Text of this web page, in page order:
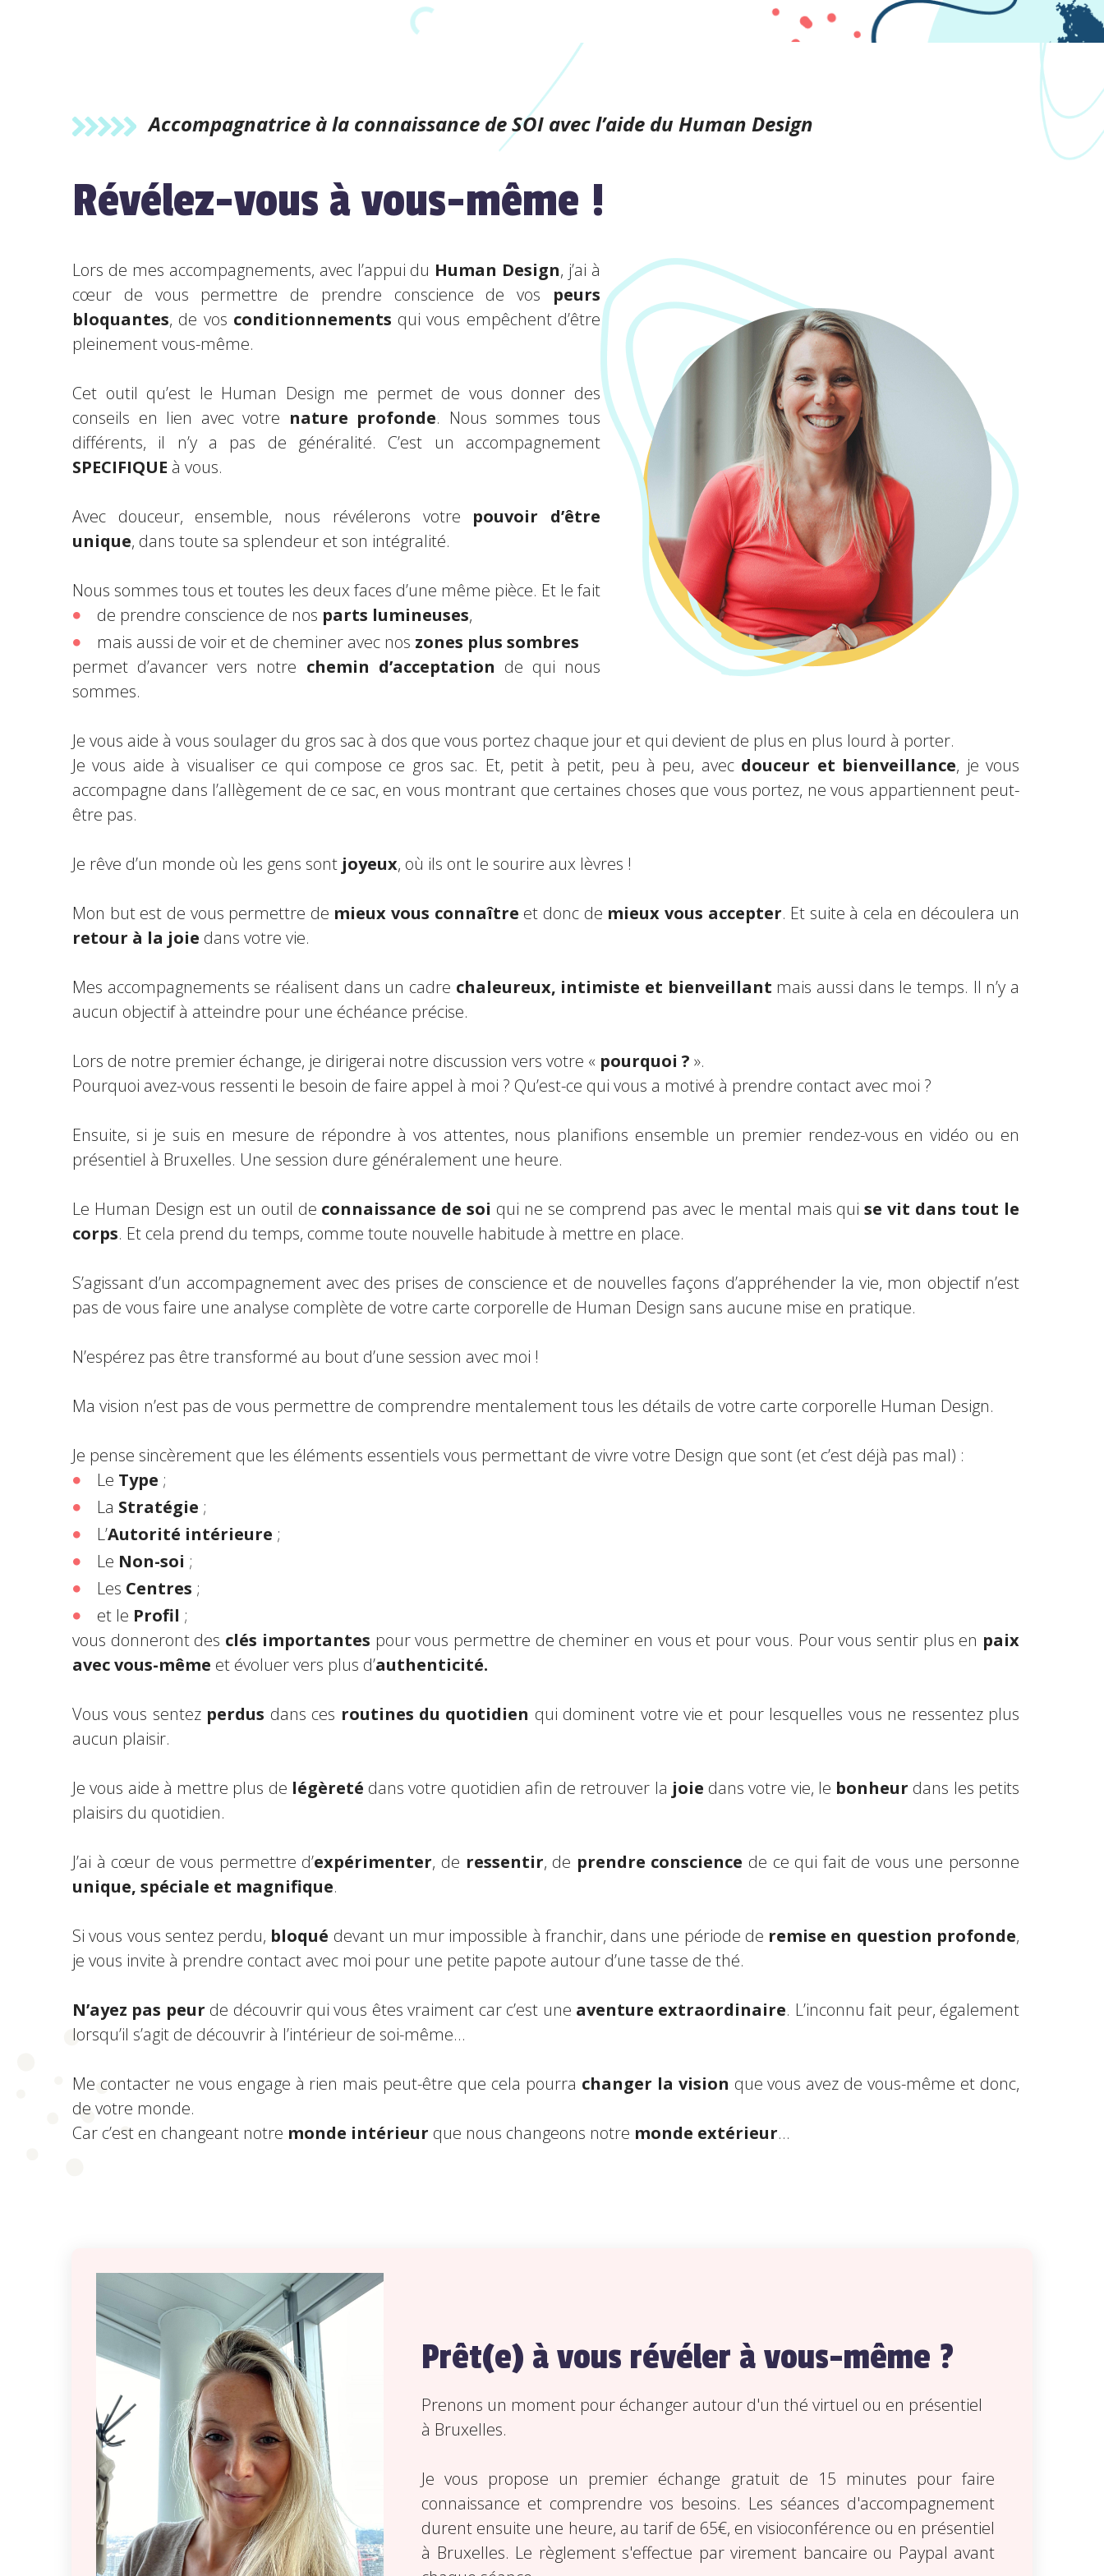
Accompagnatrice à la connaissance de SOI avec l’aide du Human Design
Révélez-vous à vous-même !
Lors de mes accompagnements, avec l’appui du Human Design, j’ai à
cœur de vous permettre de prendre conscience de vos peurs
bloquantes, de vos conditionnements qui vous empêchent d’être
pleinement vous-même.
Cet outil qu’est le Human Design me permet de vous donner des
conseils en lien avec votre nature profonde. Nous sommes tous
différents, il n’y a pas de généralité. C’est un accompagnement
SPECIFIQUE à vous.
Avec douceur, ensemble, nous révélerons votre pouvoir d’être
unique, dans toute sa splendeur et son intégralité.
Nous sommes tous et toutes les deux faces d’une même pièce. Et le fait
de prendre conscience de nos parts lumineuses,
mais aussi de voir et de cheminer avec nos zones plus sombres
permet d’avancer vers notre chemin d’acceptation de qui nous
sommes.
Je vous aide à vous soulager du gros sac à dos que vous portez chaque jour et qui devient de plus en plus lourd à porter.
Je vous aide à visualiser ce qui compose ce gros sac. Et, petit à petit, peu à peu, avec douceur et bienveillance, je vous
accompagne dans l’allègement de ce sac, en vous montrant que certaines choses que vous portez, ne vous appartiennent peut-
être pas.
Je rêve d’un monde où les gens sont joyeux, où ils ont le sourire aux lèvres !
Mon but est de vous permettre de mieux vous connaître et donc de mieux vous accepter. Et suite à cela en découlera un
retour à la joie dans votre vie.
Mes accompagnements se réalisent dans un cadre chaleureux, intimiste et bienveillant mais aussi dans le temps. Il n’y a
aucun objectif à atteindre pour une échéance précise.
Lors de notre premier échange, je dirigerai notre discussion vers votre « pourquoi ? ».
Pourquoi avez-vous ressenti le besoin de faire appel à moi ? Qu’est-ce qui vous a motivé à prendre contact avec moi ?
Ensuite, si je suis en mesure de répondre à vos attentes, nous planifions ensemble un premier rendez-vous en vidéo ou en
présentiel à Bruxelles. Une session dure généralement une heure.
Le Human Design est un outil de connaissance de soi qui ne se comprend pas avec le mental mais quise vit dans tout le
corps. Et cela prend du temps, comme toute nouvelle habitude à mettre en place.
S’agissant d’un accompagnement avec des prises de conscience et de nouvelles façons d’appréhender la vie, mon objectif n’est
pas de vous faire une analyse complète de votre carte corporelle de Human Design sans aucune mise en pratique.
N’espérez pas être transformé au bout d’une session avec moi !
Ma vision n’est pas de vous permettre de comprendre mentalement tous les détails de votre carte corporelle Human Design.
Je pense sincèrement que les éléments essentiels vous permettant de vivre votre Design que sont (et c’est déjà pas mal) :
Le Type ;
La Stratégie ;
L’Autorité intérieure ;
Le Non-soi ;
Les Centres ;
et le Profil ;
vous donneront des clés importantes pour vous permettre de cheminer en vous et pour vous. Pour vous sentir plus en paix
avec vous-même et évoluer vers plus d’authenticité.
Vous vous sentez perdus dans ces routines du quotidien qui dominent votre vie et pour lesquelles vous ne ressentez plus
aucun plaisir.
Je vous aide à mettre plus de légèreté dans votre quotidien afin de retrouver la joie dans votre vie, le bonheur dans les petits
plaisirs du quotidien.
J’ai à cœur de vous permettre d’expérimenter, de ressentir, de prendre conscience de ce qui fait de vous une personne
unique, spéciale et magnifique.
Si vous vous sentez perdu, bloqué devant un mur impossible à franchir, dans une période de remise en question profonde,
je vous invite à prendre contact avec moi pour une petite papote autour d’une tasse de thé.
N’ayez pas peur de découvrir qui vous êtes vraiment car c’est une aventure extraordinaire. L’inconnu fait peur, également
lorsqu’il s’agit de découvrir à l’intérieur de soi-même…
Me contacter ne vous engage à rien mais peut-être que cela pourra changer la vision que vous avez de vous-même et donc,
de votre monde.
Car c’est en changeant notre monde intérieur que nous changeons notre monde extérieur…
Prêt(e) à vous révéler à vous-même ?
Prenons un moment pour échanger autour d'un thé virtuel ou en présentiel
à Bruxelles.
Je vous propose un premier échange gratuit de 15 minutes pour faire
connaissance et comprendre vos besoins. Les séances d'accompagnement
durent ensuite une heure, au tarif de 65€, en visioconférence ou en présentiel
à Bruxelles. Le règlement s'effectue par virement bancaire ou Paypal avant